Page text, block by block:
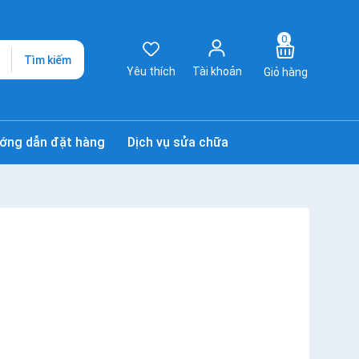
Tìm kiếm
Yêu thích
Tài khoản
0
Giỏ hàng
dẫn đặt hàng Dịch vụ sửa chữa